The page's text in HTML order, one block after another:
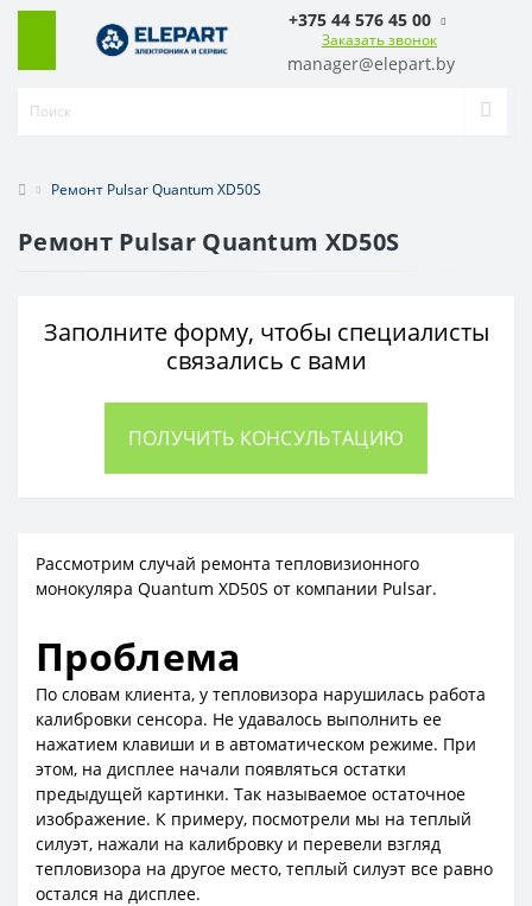
+375 44 576 45 00
Заказать звонок
manager@elepart.by
Ремонт Pulsar Quantum XD50S
Ремонт Pulsar Quantum XD50S
Заполните форму, чтобы специалисты
связались с вами
ПОЛУЧИТЬ КОНСУЛЬТАЦИЮ
Рассмотрим случай ремонта тепловизионного
монокуляра Quantum XD50S от компании Pulsar.
Проблема
По словам клиента, у тепловизора нарушилась работа
калибровки сенсора. Не удавалось выполнить ее
нажатием клавиши и в автоматическом режиме. При
этом, на дисплее начали появляться остатки
предыдущей картинки. Так называемое остаточное
изображение. К примеру, посмотрели мы на теплый
силуэт, нажали на калибровку и перевели взгляд
тепловизора на другое место, теплый силуэт все равно
остался на дисплее.